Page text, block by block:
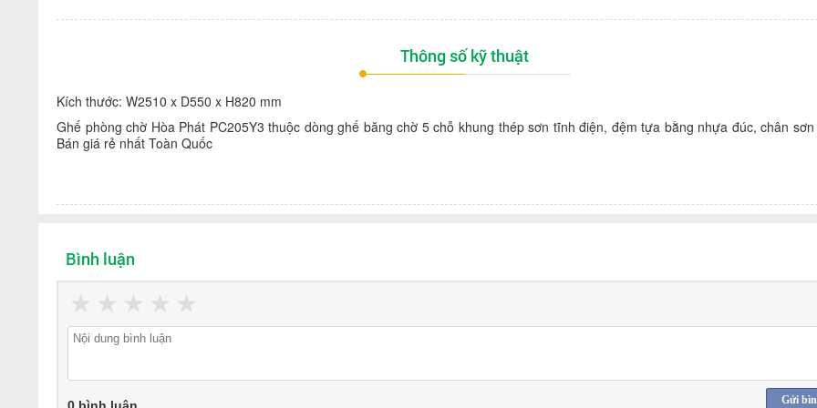
Thông số kỹ thuật
Kích thước: W2510 x D550 x H820 mm
Ghế phòng chờ Hòa Phát PC205Y3 thuộc dòng ghế băng chờ 5 chỗ khung thép sơn tĩnh điện, đệm tựa bằng nhựa đúc, chân
Bán giá rẻ nhất Toàn Quốc
Bình luận
★
★
★
★
★
Gửi